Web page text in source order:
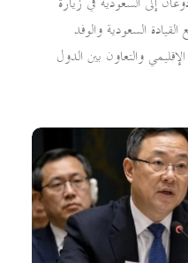
السعودية والوفد
والتعاون بين الدول